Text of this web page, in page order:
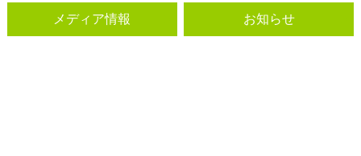
メディア情報 お知らせ